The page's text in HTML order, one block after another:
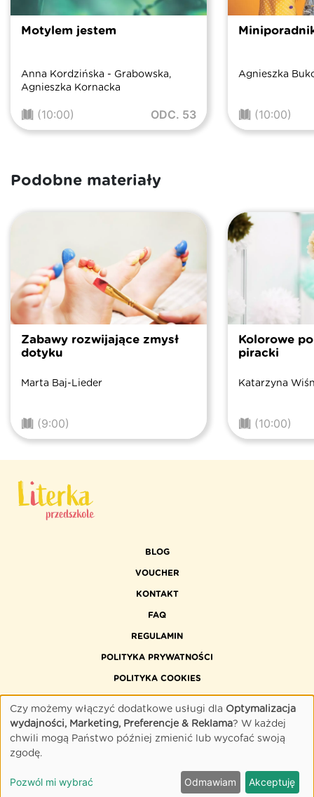
Motylem jestem
Anna Kordzińska - Grabowska,
Agnieszka Kornacka
(10:00) ODC. 53
Agnieszka
(10:00)
Podobne materiały
Zabawy rozwijające zmysł
dotyku
Marta Baj-Lieder
(9:00)
Kolorowe
piracki
Katarzyna
(10:00)
BLOG
VOUCHER
KONTAKT
FAQ
REGULAMIN
POLITYKA PRYWATNOŚCI
POLITYKA COOKIES
© 2026 FORUM MEDIA POLSKA. ALL RIGHTS RESERVED.
Czy możemy włączyć dodatkowe usługi dla Optymalizacja
wydajności, Marketing, Preferencje & Reklama? W każdej
chwili mogą Państwo później zmienić lub wycofać swoją
zgodę.
Pozwól mi wybrać Odmawiam Akceptuję